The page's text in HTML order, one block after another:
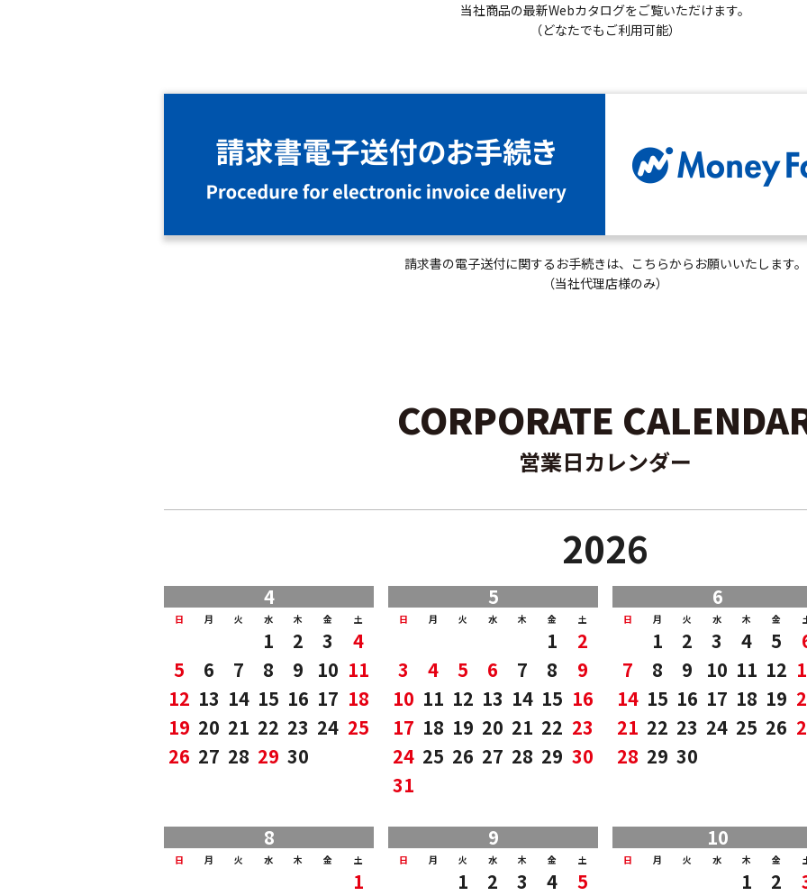
当社商品の最新Webカタログをご覧いただけます。
（どなたでもご利用可能）
請求書の電子送付に関するお手続きは、こちらからお願いいたします。
（当社代理店様のみ）
CORPORATE
営業日カレンダー
2026
4
日 月 火 水 木 金 土
1 2 3
4
5
6 7 8 9 10 11
12 13 14 15 16 17 18
19 20 21 22 23 24 25
26 27 28 29 30
5
日 月 火 水 木 金 土
1
2
3
4 5 6 7 8
9
10 11 12 13 14 15 16
17 18 19 20 21 22 23
24 25 26 27 28 29 30
31
6
日 月 火 水 木 金
1 2 3 4 5
7
8 9 10 11 12
14 15 16 17 18 19
21 22 23 24 25 26
28 29 30
8
日 月 火 水 木 金 土
1
9
日 月 火 水 木 金 土
1 2 3 4
5
10
日 月 火 水 木 金
1 2